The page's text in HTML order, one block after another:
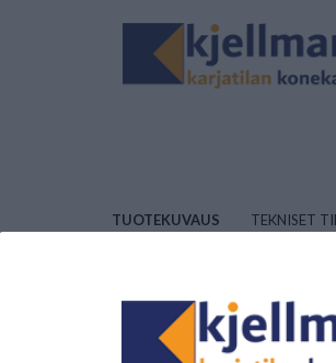
TUOTEKUVAUS TEKNISET
Tuotenumero:380409